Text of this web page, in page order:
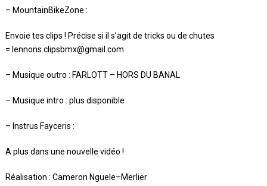
– MountainBikeZone :
Envoie tes clips ! Précise si il s’agit de tricks ou de chutes
= lennons.clipsbmx@gmail.com
– Musique outro : FARLOTT – HORS DU BANAL
– Musique intro : plus disponible
– Instrus Fayceris :
A plus dans une nouvelle vidéo !
Réalisation : Cameron Nguele–Merlier